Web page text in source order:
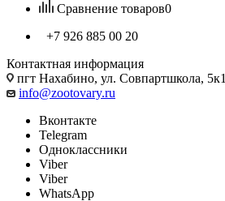
Сравнение товаров0
+7 926 885 00 20
Контактная информация
пгт Нахабино, ул. Совпартшкола, 5к1
info@zootovary.ru
Вконтакте
Telegram
Одноклассники
Viber
Viber
WhatsApp